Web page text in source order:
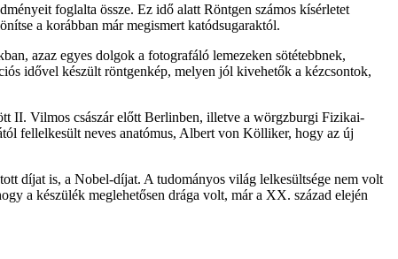
foglalta össze. Ez idő alatt Röntgen számos kísérletet
a korábban már megismert katódsugaraktól.
azaz egyes dolgok a fotografáló lemezeken sötétebbnek,
idővel készült röntgenkép, melyen jól kivehetők a kézcsontok,
II. Vilmos császár előtt Berlinben, illetve a wörgzburgi Fizikai-
fellelkesült neves anatómus, Albert von Kölliker, hogy az új
díjat is, a Nobel-díjat. A tudományos világ lelkesültsége nem volt
a készülék meglehetősen drága volt, már a XX. század elején